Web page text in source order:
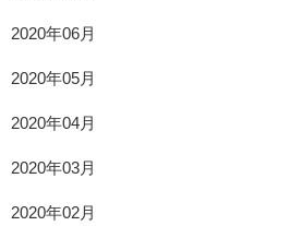
2020年06月
2020年05月
2020年04月
2020年03月
2020年02月